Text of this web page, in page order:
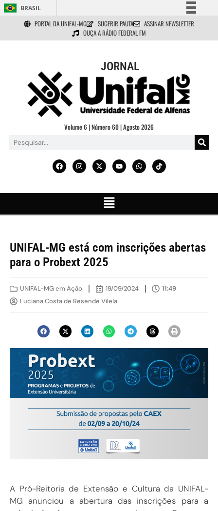
BRASIL
Simplifique!
Comunica BR
Acesso à informação
Legislação
Canais
PORTAL DA UNIFAL-MG SUGERIR PAUTA
ASSINAR NEWSLETTER
OUÇA A RÁDIO FEDERAL FM
JORNAL
Volume 6 | Número 60 | Agosto 2026
UNIFAL-MG está com inscrições abertas
para o Probext 2025
UNIFAL-MG em Ação 19/09/2024
11:49
Luciana Costa de Resende Vilela
A Pró-Reitoria de Extensão e Cultura da UNIFAL-
MG anunciou a abertura das inscrições para a